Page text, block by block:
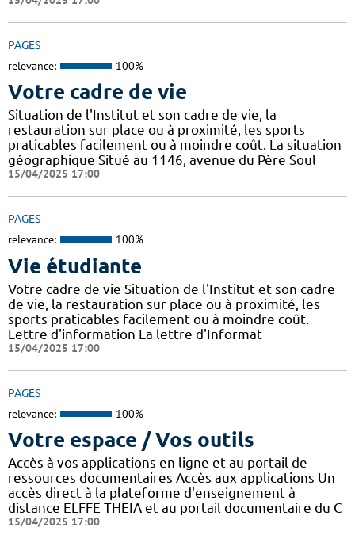
PAGES
relevance: 100%
Votre cadre de vie
Situation de l'Institut et son cadre de vie, la
restauration sur place ou à proximité, les sports
praticables facilement ou à moindre coût. La situation
géographique Situé au 1146, avenue du Père Soul
15/04/2025 17:00
PAGES
relevance: 100%
Vie étudiante
Votre cadre de vie Situation de l'Institut et son cadre
de vie, la restauration sur place ou à proximité, les
sports praticables facilement ou à moindre coût.
Lettre d'information La lettre d'Informat
15/04/2025 17:00
PAGES
relevance: 100%
Votre espace / Vos outils
Accès à vos applications en ligne et au portail de
ressources documentaires Accès aux applications Un
accès direct à la plateforme d'enseignement à
distance ELFFE THEIA et au portail documentaire du C
15/04/2025 17:00